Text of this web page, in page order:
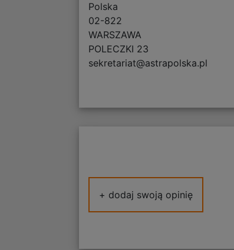
Polska
02-822
WARSZAWA
POLECZKI 23
sekretariat@astrapolska.pl
+ dodaj swoją opinię